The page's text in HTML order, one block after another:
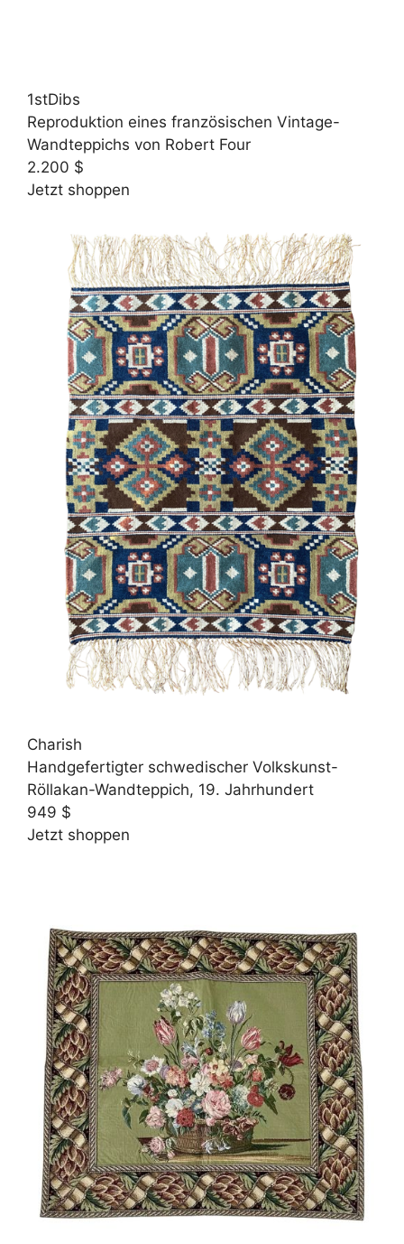
1stDibs
Reproduktion eines französischen Vintage-
Wandteppichs von Robert Four
2.200 $
Jetzt shoppen
Charish
Handgefertigter schwedischer Volkskunst-
Röllakan-Wandteppich, 19. Jahrhundert
949 $
Jetzt shoppen